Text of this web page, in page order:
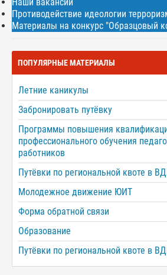
Противодействие идеологии
Материалы на конкурс "Образцовый
ПОПУЛЯРНЫЕ МАТЕРИАЛЫ
Летние каникулы
Забронировать путёвку
Программы повышения
профессионального обучения
работников
Путёвки по региональной квоте в
Молодежное движение ЮИТ
Форма обратной связи
Образование
Путёвки по региональной квоте в